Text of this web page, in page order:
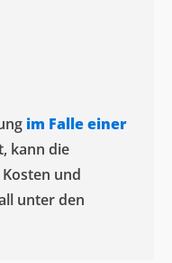
im Falle einer
kann die
und
unter den